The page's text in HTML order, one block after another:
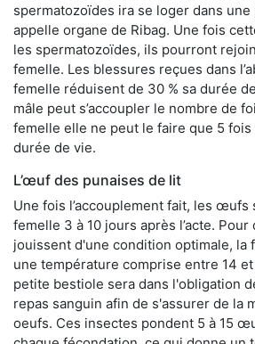
spermatozoïdes ira se loger dans une
appelle organe de Ribag. Une fois
les spermatozoïdes, ils pourront
femelle. Les blessures reçues dans
femelle réduisent de 30 % sa durée
mâle peut s’accoupler le nombre de
femelle elle ne peut le faire que 5
durée de vie.
L’œuf des punaises de lit
Une fois l’accouplement fait, les œufs
femelle 3 à 10 jours après l’acte.
jouissent d'une condition optimale, la
une température comprise entre 14
petite bestiole sera dans l'obligation
repas sanguin afin de s'assurer de la
oeufs. Ces insectes pondent 5 à 15